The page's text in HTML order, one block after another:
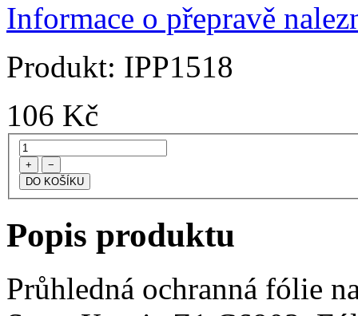
Informace o přepravě
Produkt: IPP1518
106 Kč
+ −
Popis produktu
Průhledná ochranná fólie